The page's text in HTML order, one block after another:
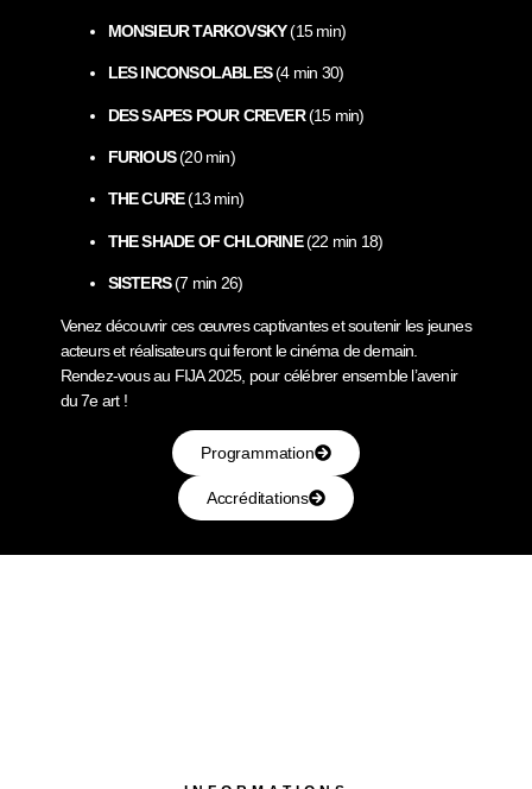
MONSIEUR TARKOVSKY(15 min)
LES INCONSOLABLES(4 min 30)
DES SAPES POUR CREVER(15 min)
FURIOUS(20 min)
THE CURE(13 min)
THE SHADE OF CHLORINE(22 min 18)
SISTERS(7 min 26)
Venez découvrir ces œuvres captivantes et soutenir les jeunes
acteurs et réalisateurs qui feront le cinéma de demain.
Rendez-vous au FIJA 2025, pour célébrer ensemble l’avenir
du 7e art !
Programmation
Accréditations